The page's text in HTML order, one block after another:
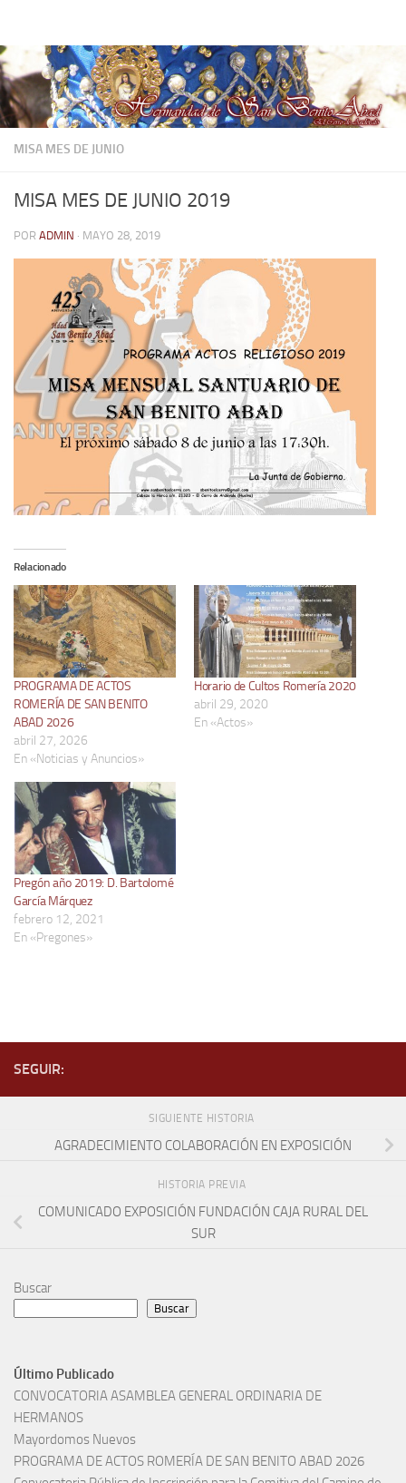
MISA MES DE JUNIO
MISA MES DE JUNIO 2019
POR ADMIN · MAYO 28, 2019
Relacionado
PROGRAMA DE ACTOS
ROMERÍA DE SAN BENITO
ABAD 2026
abril 27, 2026
En «Noticias y Anuncios»
Horario de Cultos Romería 2020
abril 29, 2020
En «Actos»
Pregón año 2019: D. Bartolomé
García Márquez
febrero 12, 2021
En «Pregones»
SEGUIR:
SIGUIENTE HISTORIA
AGRADECIMIENTO COLABORACIÓN EN EXPOSICIÓN
HISTORIA PREVIA
COMUNICADO EXPOSICIÓN FUNDACIÓN CAJA RURAL DEL
SUR
Buscar
Buscar
Último Publicado
CONVOCATORIA ASAMBLEA GENERAL ORDINARIA DE
HERMANOS
Mayordomos Nuevos
PROGRAMA DE ACTOS ROMERÍA DE SAN BENITO ABAD 2026